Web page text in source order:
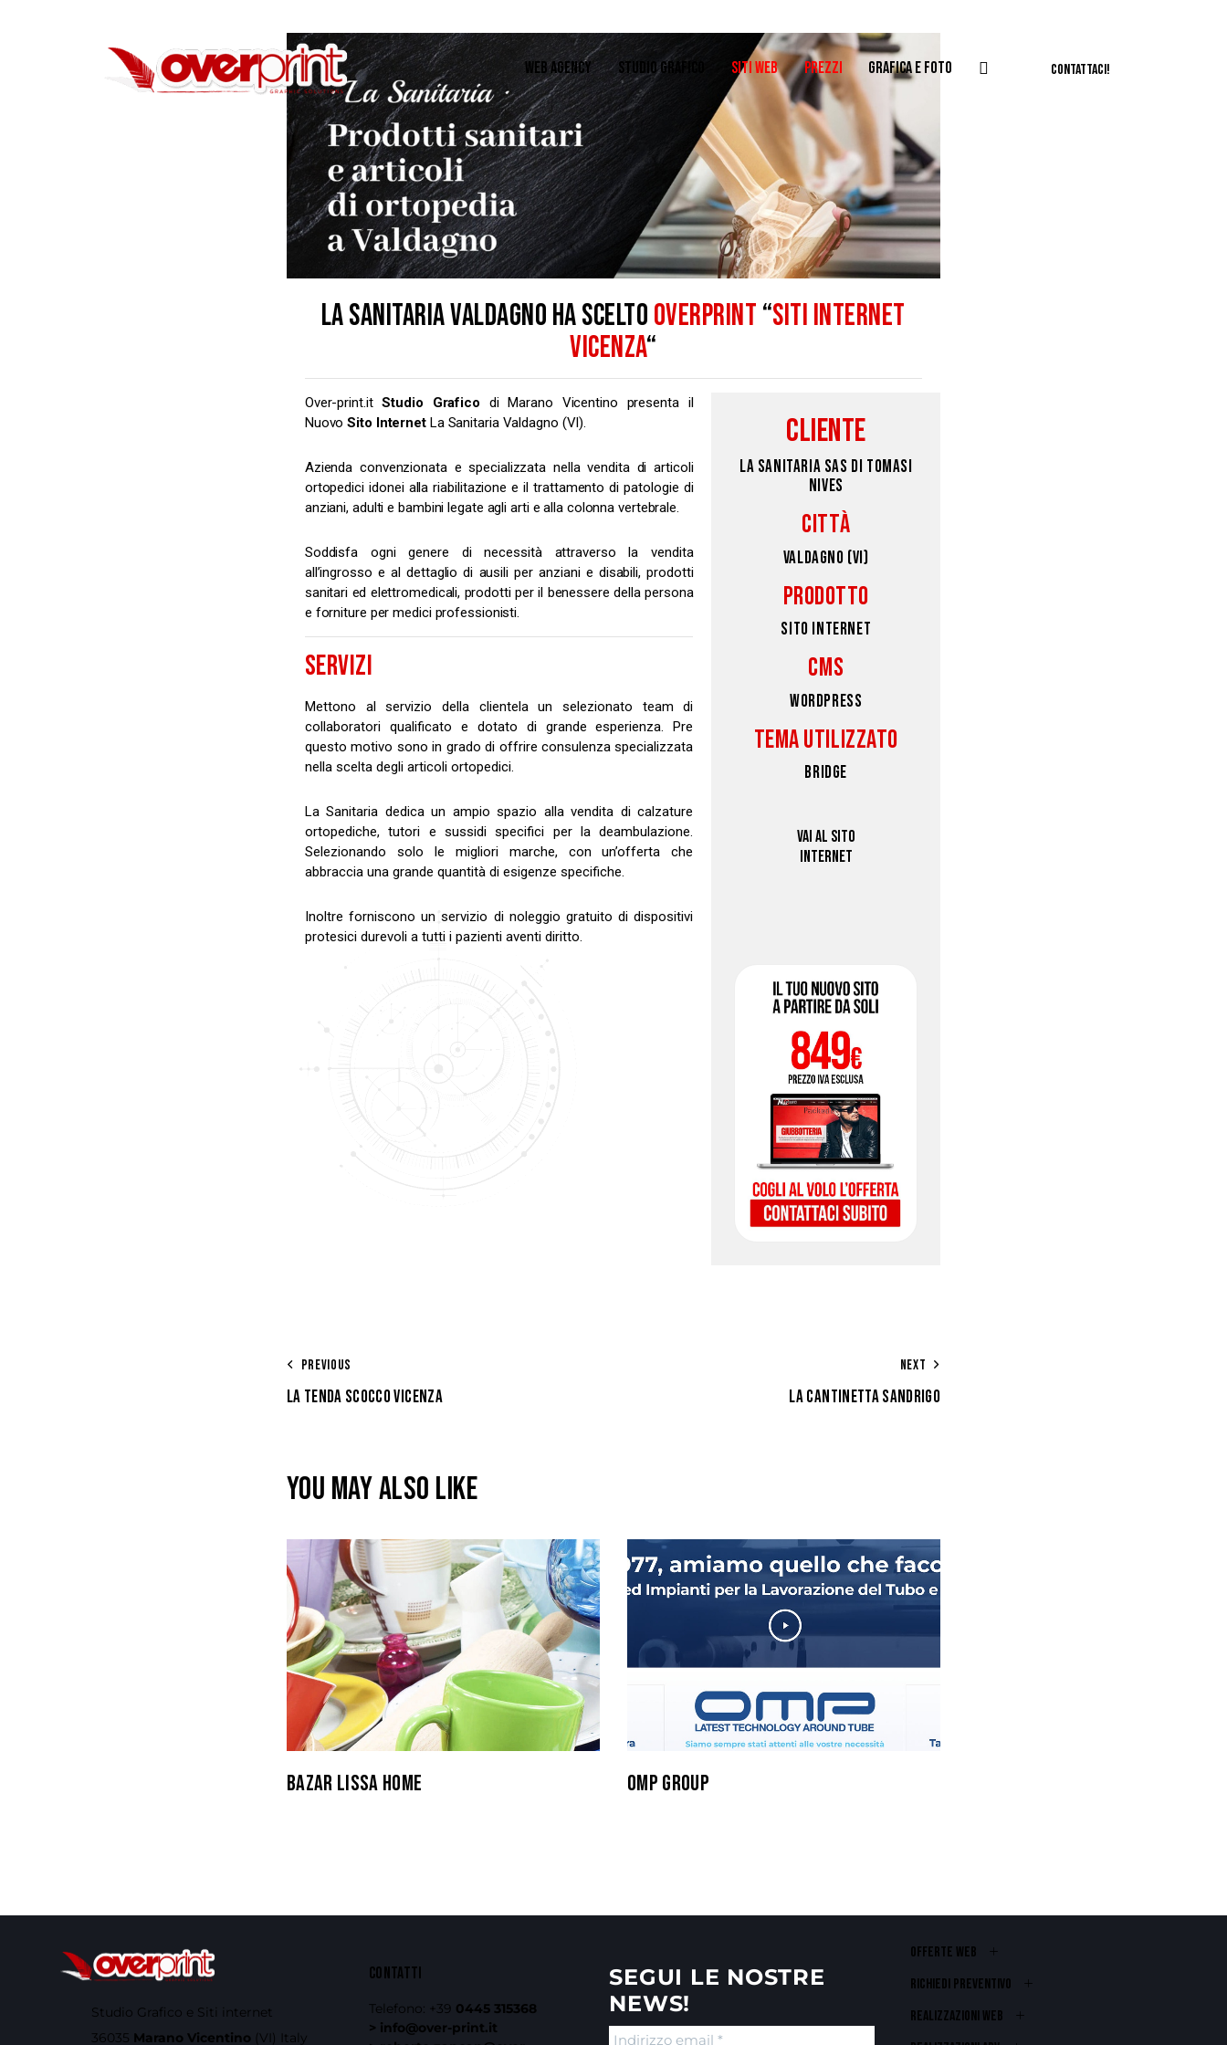
WEB AGENCY STUDIO GRAFICO SITI WEB PREZZI GRAFICA E FOTO CONTATTACI!
LA SANITARIA VALDAGNO HA SCELTO OVERPRINT “SITI INTERNET
VICENZA“
Over-print.it Studio Grafico di Marano Vicentino presenta il
NuovoSito InternetLa Sanitaria Valdagno (VI).
Azienda convenzionata e specializzata nella vendita di articoli
ortopedici idonei alla riabilitazione e il trattamento di patologie di
anziani, adulti e bambini legate agli arti e alla colonna vertebrale.
Soddisfa ogni genere di necessità attraverso la vendita
all’ingrosso e al dettaglio di ausili per anziani e disabili, prodotti
sanitari ed elettromedicali, prodotti per il benessere della persona
e forniture per medici professionisti.
SERVIZI
Mettono al servizio della clientela un selezionato team di
collaboratori qualificato e dotato di grande esperienza. Pre
questo motivo sono in grado di offrire consulenza specializzata
nella scelta degli articoli ortopedici.
La Sanitaria dedica un ampio spazio alla vendita di calzature
ortopediche, tutori e sussidi specifici per la deambulazione.
Selezionando solo le migliori marche, con un’offerta che
abbraccia una grande quantità di esigenze specifiche.
Inoltre forniscono un servizio di noleggio gratuito di dispositivi
protesici durevoli a tutti i pazienti aventi diritto.
CLIENTE
LA SANITARIA SAS DI TOMASI
NIVES
CITTÀ
VALDAGNO (VI)
PRODOTTO
SITO INTERNET
CMS
WORDPRESS
TEMA UTILIZZATO
BRIDGE
VAI AL SITO
INTERNET
PREVIOUS
LA TENDA SCOCCO VICENZA
NEXT
LA CANTINETTA SANDRIGO
YOU MAY ALSO LIKE
BAZAR LISSA HOME OMP GROUP
Studio Grafico e Siti internet
36035 Marano Vicentino (VI) Italy
CONTATTI
Telefono: +39 0445 315368
> info@over-print.it
SEGUI LE NOSTRE
NEWS!
OFFERTE WEB
RICHIEDI PREVENTIVO
REALIZZAZIONI WEB